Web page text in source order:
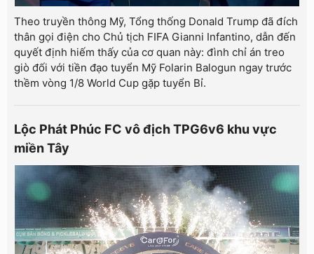
Theo truyền thông Mỹ, Tổng thống Donald Trump đã đích
thân gọi điện cho Chủ tịch FIFA Gianni Infantino, dẫn đến
quyết định hiếm thấy của cơ quan này: đình chỉ án treo
giò đối với tiền đạo tuyển Mỹ Folarin Balogun ngay trước
thềm vòng 1/8 World Cup gặp tuyển Bỉ.
Lộc Phát Phúc FC vô địch TPG6v6 khu vực
miền Tây